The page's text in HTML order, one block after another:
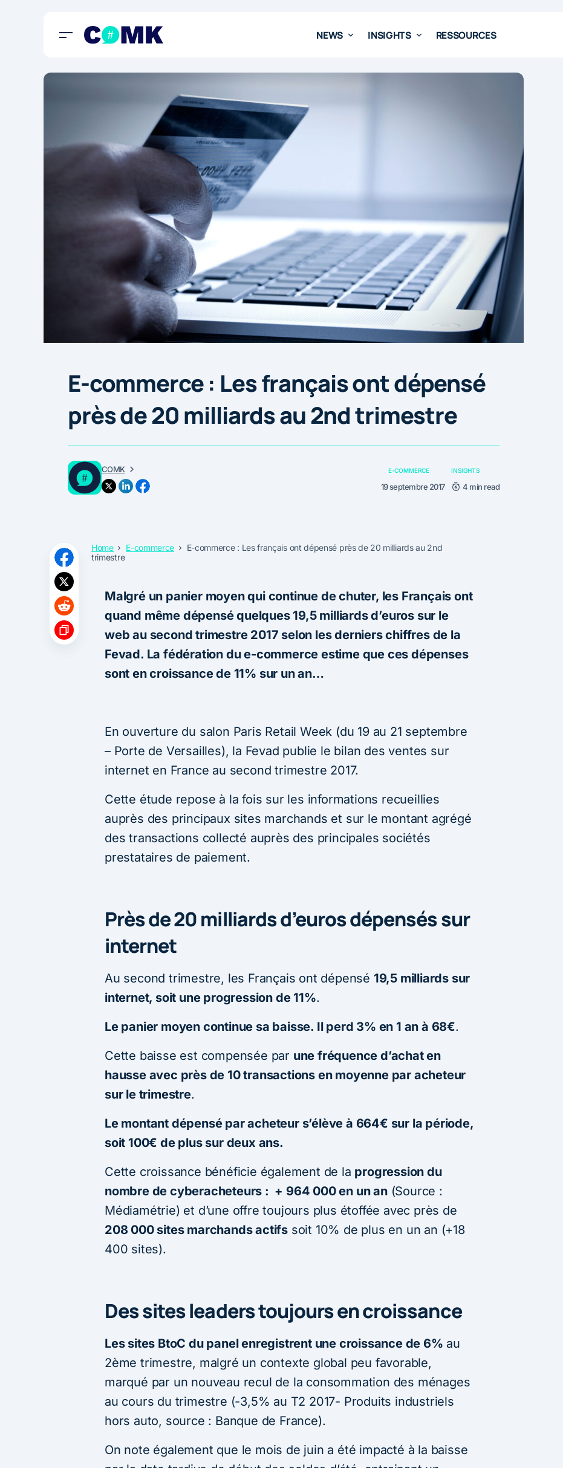
NEWS INSIGHTS RESSOURCES
E-commerce : Les français ont dépensé
près de 20 milliards au 2nd trimestre
COMK E-COMMERCE INSIGHTS
19 septembre 2017 4 min read
Home E-commerce
E-commerce : Les français ont dépensé près de 20 milliards au 2nd
trimestre
Malgré un panier moyen qui continue de chuter, les Français ont
quand même dépensé quelques 19,5 milliards d’euros sur le
web au second trimestre 2017 selon les derniers chiffres de la
Fevad. La fédération du e-commerce estime que ces dépenses
sont en croissance de 11% sur un an…
En ouverture du salon Paris Retail Week (du 19 au 21 septembre
– Porte de Versailles), la Fevad publie le bilan des ventes sur
internet en France au second trimestre 2017.
Cette étude repose à la fois sur les informations recueillies
auprès des principaux sites marchands et sur le montant agrégé
des transactions collecté auprès des principales sociétés
prestataires de paiement.
Près de 20 milliards d’euros dépensés sur
internet
Au second trimestre, les Français ont dépensé 19,5 milliards sur
internet, soit une progression de 11%.
Le panier moyen continue sa baisse. Il perd 3% en 1 an à 68€.
Cette baisse est compensée par une fréquence d’achat en
hausse avec près de 10 transactions en moyenne par acheteur
sur le trimestre.
Le montant dépensé par acheteur s’élève à 664€ sur la période,
soit 100€ de plus sur deux ans.
Cette croissance bénéficie également de la progression du
nombre de cyberacheteurs : + 964 000 en un an(Source :
Médiamétrie) et d’une offre toujours plus étoffée avec près de
208 000 sites marchands actifs soit 10% de plus en un an (+18
400 sites).
Des sites leaders toujours en croissance
Les sites BtoC du panel enregistrent une croissance de 6% au
2ème trimestre, malgré un contexte global peu favorable,
marqué par un nouveau recul de la consommation des ménages
au cours du trimestre (-3,5% au T2 2017- Produits industriels
hors auto, source : Banque de France).
On note également que le mois de juin a été impacté à la baisse